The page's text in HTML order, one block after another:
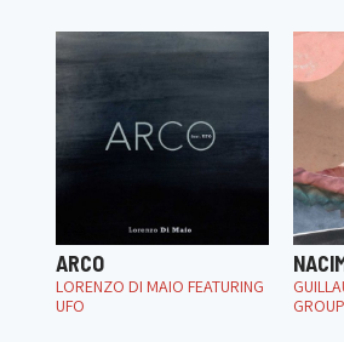
ARCO
LORENZO DI MAIO FEATURING
UFO
GROUP